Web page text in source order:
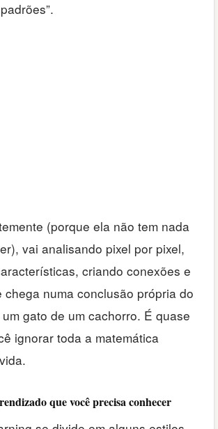
(porque ela não tem nada
vai analisando pixel por pixel,
criando conexões e
chega numa conclusão própria do
gato de um cachorro. É quase
ignorar toda a matemática
que você precisa conhecer